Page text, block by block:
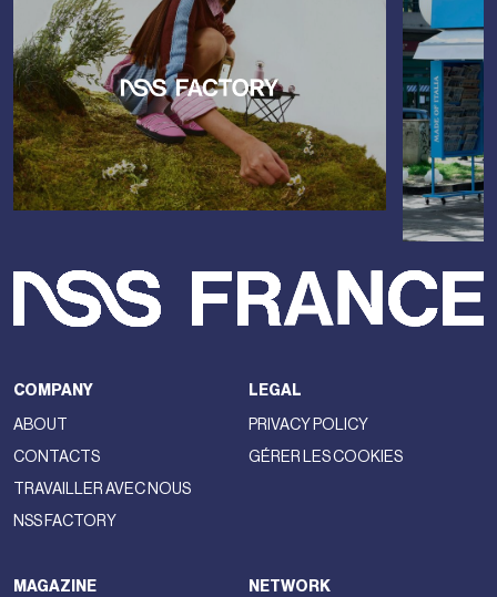
COMPANY
ABOUT
CONTACTS
TRAVAILLER AVEC NOUS
NSS FACTORY
LEGAL
PRIVACY POLICY
GÉRER LES COOKIES
MAGAZINE NETWORK